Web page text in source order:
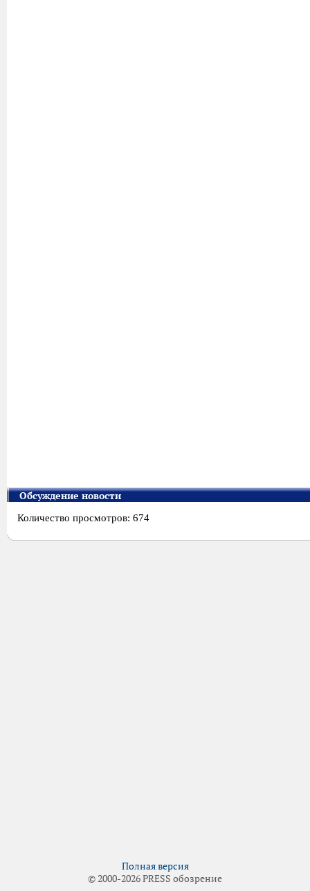
Обсуждение новости
Количество просмотров: 674
Полная версия
© 2000-2026 PRESS обозрение